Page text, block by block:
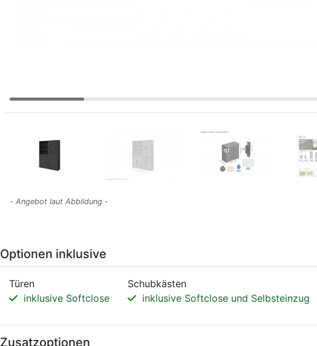
- Angebot laut Abbildung -
Optionen inklusive
Türen
inklusive Softclose
Schubkästen
inklusive Softclose und Selbsteinzug
Zusatzoptionen